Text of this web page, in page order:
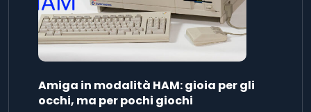
Amiga in modalità HAM: gioia per gli
occhi, ma per pochi giochi